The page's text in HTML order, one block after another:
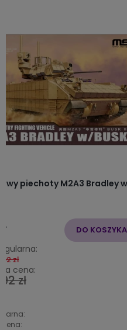
piechoty M2A3 Bradley
zł
cena:
zł
cena:
DO KOSZYKA